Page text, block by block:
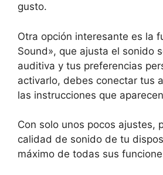
gusto.
Otra opción interesante es la
Sound», que ajusta el sonido
auditiva y tus preferencias
activarlo, debes conectar tus
las instrucciones que
Con solo unos pocos ajustes,
calidad de sonido de tu
máximo de todas sus